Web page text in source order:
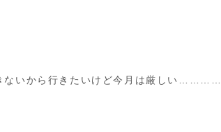
ないから行きたいけど今月は厳しい…………